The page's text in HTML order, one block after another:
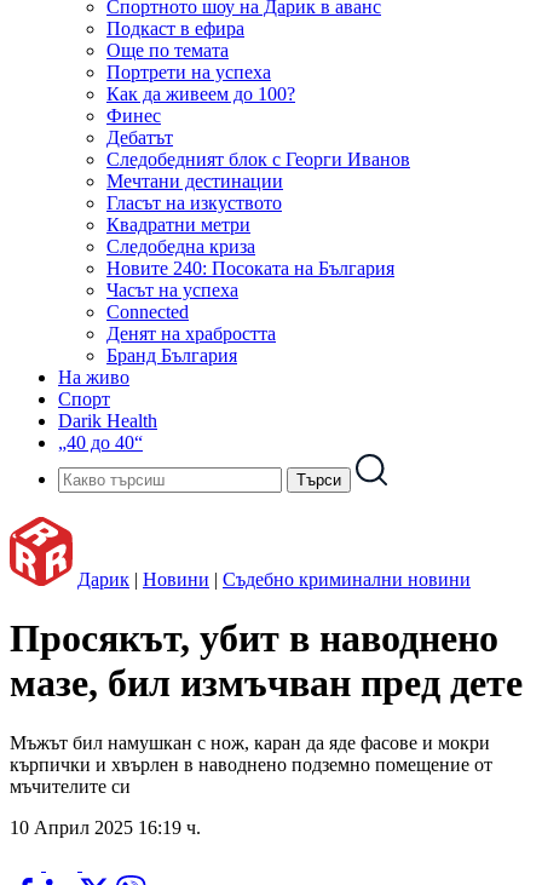
Спортното шоу на Дарик в аванс
Подкаст в ефира
Още по темата
Портрети на успеха
Как да живеем до 100?
Финес
Дебатът
Следобедният блок с Георги Иванов
Мечтани дестинации
Гласът на изкуството
Квадратни метри
Следобедна криза
Новите 240: Посоката на България
Часът на успеха
Connected
Денят на храбростта
Бранд България
На живо
Спорт
Darik Health
„40 до 40“
Дарик | Новини | Съдебно криминални новини
Просякът, убит в наводнено
мазе, бил измъчван пред дете
Мъжът бил намушкан с нож, каран да яде фасове и мокри
кърпички и хвърлен в наводнено подземно помещение от
мъчителите си
10 Април 2025 16:19 ч.